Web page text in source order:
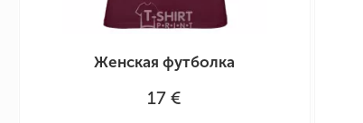
Женская футболка
17 €